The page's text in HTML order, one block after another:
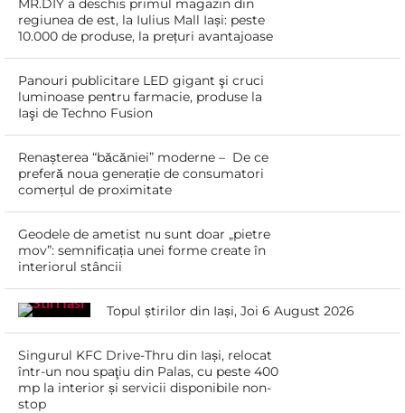
MR.DIY a deschis primul magazin din
regiunea de est, la Iulius Mall Iași: peste
10.000 de produse, la prețuri avantajoase
Panouri publicitare LED gigant şi cruci
luminoase pentru farmacie, produse la
Iaşi de Techno Fusion
Renașterea “băcăniei” moderne – De ce
preferă noua generație de consumatori
comerțul de proximitate
Geodele de ametist nu sunt doar „pietre
mov”: semnificația unei forme create în
interiorul stâncii
Topul știrilor din Iași, Joi 6 August 2026
Singurul KFC Drive-Thru din Iași, relocat
într-un nou spaţiu din Palas, cu peste 400
mp la interior și servicii disponibile non-
stop